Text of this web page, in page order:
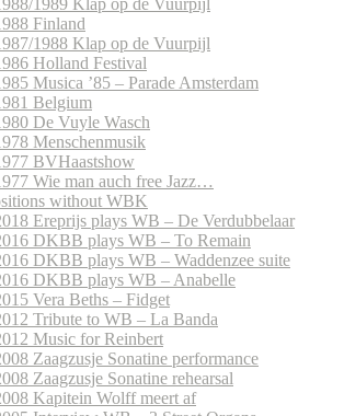
Finland
1988 Klap op de Vuurpijl
Holland Festival
Musica ’85 – Parade Amsterdam
Belgium
De Vuyle Wasch
Menschenmusik
BVHaastshow
Wie man auch free Jazz…
without WBK
Ereprijs plays WB – De Verdubbelaar
DKBB plays WB – To Remain
DKBB plays WB – Waddenzee suite
DKBB plays WB – Anabelle
Vera Beths – Fidget
Tribute to WB – La Banda
Music for Reinbert
Zaagzusje Sonatine performance
Zaagzusje Sonatine rehearsal
Kapitein Wolff meert af